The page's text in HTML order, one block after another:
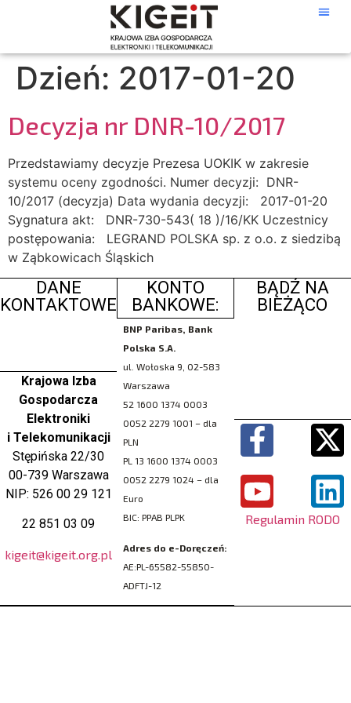
Dzień: 2017-01-20
Decyzja nr DNR-10/2017
Przedstawiamy decyzje Prezesa UOKIK w zakresie
systemu oceny zgodności. Numer decyzji: DNR-
10/2017 (decyzja) Data wydania decyzji: 2017-01-20
Sygnatura akt: DNR-730-543( 18 )/16/KK Uczestnicy
postępowania: LEGRAND POLSKA sp. z o.o. z siedzibą
w Ząbkowicach Śląskich
DANE
KONTAKTOWE
Krajowa Izba
Gospodarcza
Elektroniki
i Telekomunikacji
Stępińska 22/30
00-739 Warszawa
NIP: 526 00 29 121
22 851 03 09
kigeit@kigeit.org.pl
KONTO
BANKOWE:
BNP Paribas, Bank
Polska S.A.
ul. Wołoska 9, 02-583
Warszawa
52 1600 1374 0003
0052 2279 1001 – dla
PLN
PL 13 1600 1374 0003
0052 2279 1024 – dla
Euro
BIC: PPAB PLPK
Adres do e-Doręczeń:
AE:PL-65582-55850-
ADFTJ-12
BĄDŹ NA
BIEŻĄCO
Regulamin RODO